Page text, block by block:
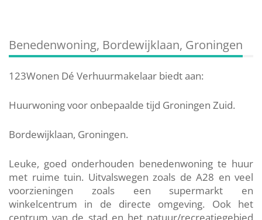
Benedenwoning, Bordewijklaan, Groningen
123Wonen Dé Verhuurmakelaar biedt aan:
Huurwoning voor onbepaalde tijd Groningen Zuid.
Bordewijklaan, Groningen.
Leuke, goed onderhouden benedenwoning te huur
met ruime tuin. Uitvalswegen zoals de A28 en veel
voorzieningen zoals een supermarkt en
winkelcentrum in de directe omgeving. Ook het